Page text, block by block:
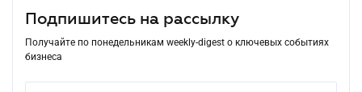
Подпишитесь на рассылку
Получайте по понедельникам weekly-digest о ключевых событиях
бизнеса